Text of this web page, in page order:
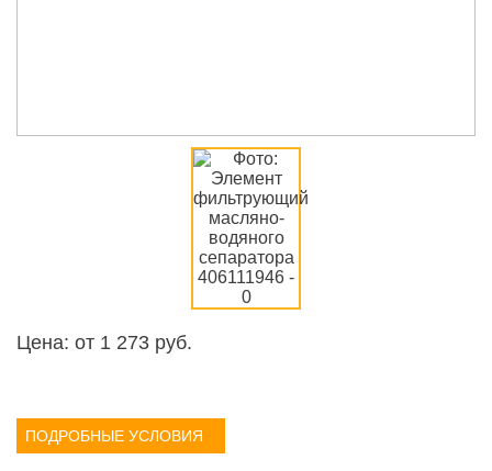
Цена: от 1 273 руб.
ПОДРОБНЫЕ УСЛОВИЯ